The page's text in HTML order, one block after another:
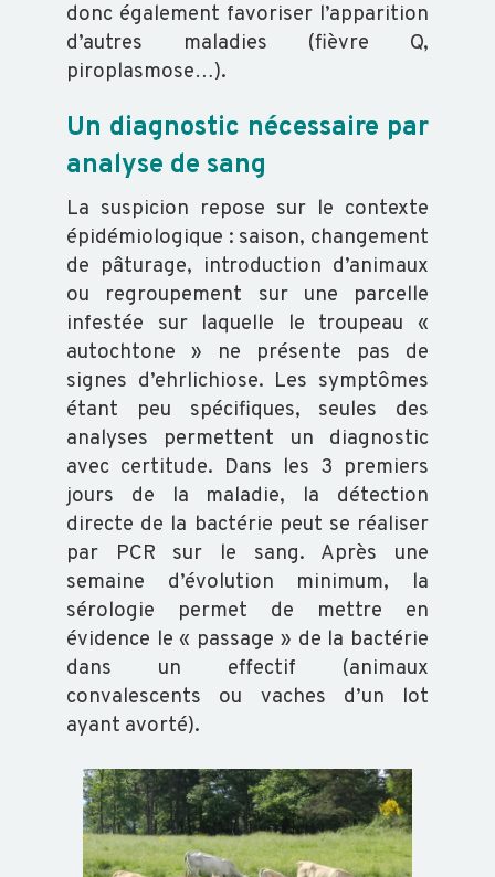
ACTUALITÉS
RAPPORT
D'ACTIVITÉ
GDS
INFO
ORGANISATION
GARANTIE
FORMATION
VOUS
CATALOGUE
DOCUMENTS
GÉNÉRAUX
donc également favoriser l’apparition
d’autres maladies (fièvre Q,
piroplasmose…).
Un diagnostic nécessaire par
analyse de sang
La suspicion repose sur le contexte
épidémiologique : saison, changement
de pâturage, introduction d’animaux
ou regroupement sur une parcelle
infestée sur laquelle le troupeau «
autochtone » ne présente pas de
signes d’ehrlichiose. Les symptômes
étant peu spécifiques, seules des
analyses permettent un diagnostic
avec certitude. Dans les 3 premiers
jours de la maladie, la détection
directe de la bactérie peut se réaliser
par PCR sur le sang. Après une
semaine d’évolution minimum, la
sérologie permet de mettre en
évidence le « passage » de la bactérie
dans un effectif (animaux
convalescents ou vaches d’un lot
ayant avorté).